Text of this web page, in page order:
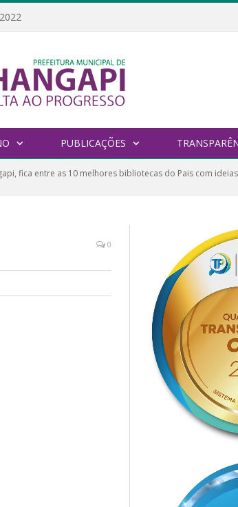
PUBLICAÇÕES
fica entre as 10 melhores bibliotecas do Pais com
0